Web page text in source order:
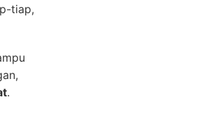
tiap,
.